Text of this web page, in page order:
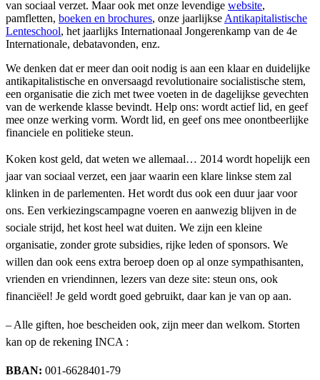
van sociaal verzet. Maar ook met onze levendige website,
pamfletten, boeken en brochures, onze jaarlijkse Antikapitalistische
Lenteschool, het jaarlijks Internationaal Jongerenkamp van de 4e
Internationale, debatavonden, enz.
We denken dat er meer dan ooit nodig is aan een klaar en duidelijke
antikapitalistische en onversaagd revolutionaire socialistische stem,
een organisatie die zich met twee voeten in de dagelijkse gevechten
van de werkende klasse bevindt. Help ons: wordt actief lid, en geef
mee onze werking vorm. Wordt lid, en geef ons mee onontbeerlijke
financiele en politieke steun.
Koken kost geld, dat weten we allemaal… 2014 wordt hopelijk een
jaar van sociaal verzet, een jaar waarin een klare linkse stem zal
klinken in de parlementen. Het wordt dus ook een duur jaar voor
ons. Een verkiezingscampagne voeren en aanwezig blijven in de
sociale strijd, het kost heel wat duiten. We zijn een kleine
organisatie, zonder grote subsidies, rijke leden of sponsors. We
willen dan ook eens extra beroep doen op al onze sympathisanten,
vrienden en vriendinnen, lezers van deze site: steun ons, ook
financiëel! Je geld wordt goed gebruikt, daar kan je van op aan.
– Alle giften, hoe bescheiden ook, zijn meer dan welkom. Storten
kan op de rekening INCA :
BBAN: 001-6628401-79